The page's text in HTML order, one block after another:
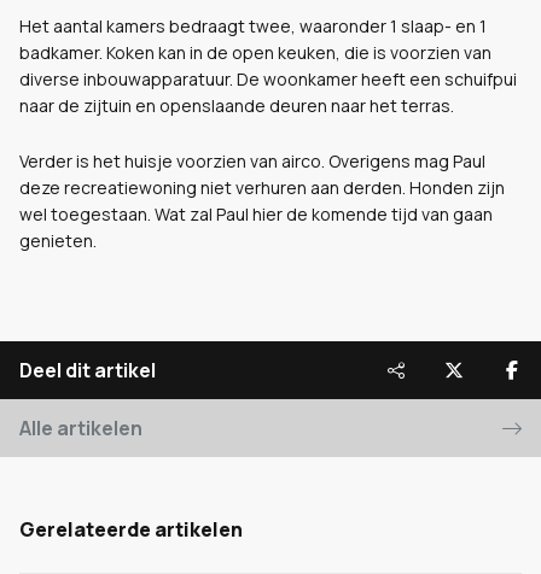
Het aantal kamers bedraagt twee, waaronder 1 slaap- en 1
badkamer. Koken kan in de open keuken, die is voorzien van
diverse inbouwapparatuur. De woonkamer heeft een schuifpui
naar de zijtuin en openslaande deuren naar het terras.
Verder is het huisje voorzien van airco. Overigens mag Paul
deze recreatiewoning niet verhuren aan derden. Honden zijn
wel toegestaan. Wat zal Paul hier de komende tijd van gaan
genieten.
Deel dit artikel
Alle artikelen
Gerelateerde artikelen